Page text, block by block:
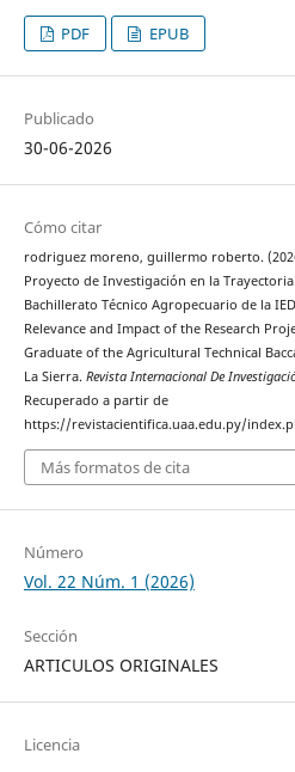
PDF EPUB
Publicado
30-06-2026
Cómo citar
rodriguez moreno, guillermo roberto.
Proyecto de Investigación en la
Bachillerato Técnico Agropecuario de la
Relevance and Impact of the Research
Graduate of the Agricultural Technical
La Sierra. Revista Internacional De
Recuperado a partir de
https://revistacientifica.uaa.edu.py/
Más formatos de cita
Número
Vol. 22 Núm. 1 (2026)
Sección
ARTICULOS ORIGINALES
Licencia